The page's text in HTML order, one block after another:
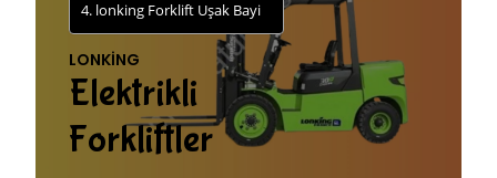
lonking Forklift Uşak Bayi
LONKING
Elektrikli
Forkliftler